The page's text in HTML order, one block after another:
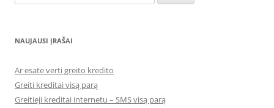
NAUJAUSI ĮRAŠAI
Ar esate verti greito kredito
Greiti kreditai visą parą
Greitieji kreditai internetu – SMS visą parą